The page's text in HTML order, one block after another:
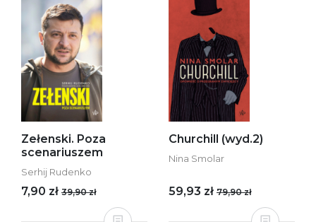
Zełenski. Poza
scenariuszem
Serhij Rudenko
7,90 zł 39,90 zł
Churchill (wyd.2)
Nina Smolar
59,93 zł 79,90 zł